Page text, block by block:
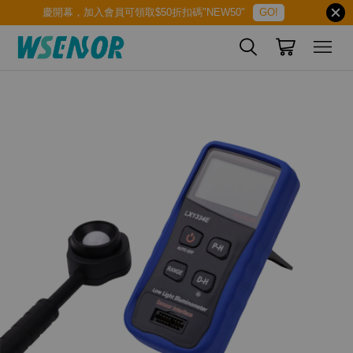
慶開幕，加入會員可領取$50折扣碼"NEW50" GO!